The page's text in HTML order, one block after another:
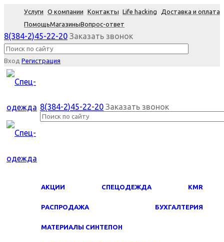
Услуги О компании Контакты Life hacking
Доставка и оплата
ПомощьМагазиныВопрос-ответ
8(384-2)45-22-20 Заказать звонок
Вход Регистрация
8(384-2)45-22-20 Заказать звонок
АКЦИИ СПЕЦОДЕЖДА KMR
PАСПРОДАЖА БУХГАЛТЕРИЯ
МАТЕРИАЛЫ СИНТЕПОН